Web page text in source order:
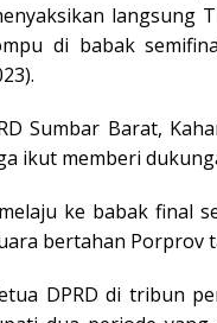
langsung
di babak
Sumbar Barat,
ikut memberi
ke babak final
bertahan Porprov
DPRD di tribun